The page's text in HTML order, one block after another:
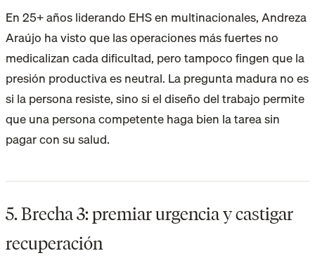
En 25+ años liderando EHS en multinacionales, Andreza
Araújo ha visto que las operaciones más fuertes no
medicalizan cada dificultad, pero tampoco fingen que la
presión productiva es neutral. La pregunta madura no es
si la persona resiste, sino si el diseño del trabajo permite
que una persona competente haga bien la tarea sin
pagar con su salud.
5. Brecha 3: premiar urgencia y castigar
recuperación